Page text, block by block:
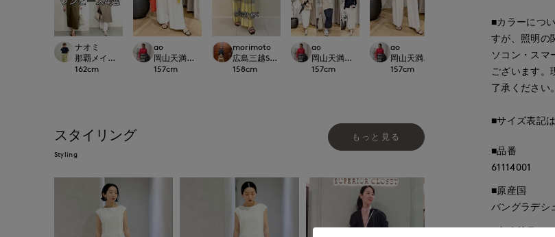
ナオミ
那覇メインプレイスI.T.'S.international
162cm
ao
岡山天満屋SUPERIORCLOSET
157cm
morimoto
広島三越SUPERIORCLOSET
158cm
ao
岡山天満屋SUPERIORCLOSET
157cm
ao
岡山天満屋SUPERIORCLOSET
157cm
Mikiko
新宿タカシマヤ
cm
スタイリング
Styling
もっと見る
■カラーにつ
すが、照明の
ソコン・スマ
ございます。
了承ください。
■サイズ表記
■品番
61114001
■原産国
バングラデシ
■クオリティ